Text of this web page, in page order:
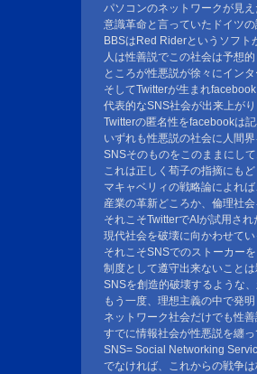
パソコンのネットワークが見え
意識革命と言っていたドイツ
BBSはRed Riderというソフト
人は性善説でこの社会は予想
ところが性悪説が徐々にイン
そしてTwitterが生まれfacebook
代表的なSNS社会が出来上がり
Twitterの匿名性をfacebookは記
いずれも性悪説の社会に人間界
SNSそのものをこのままにし
これは正しく荀子の指摘にもど
マキャベリィの戦略論によれ
産業の革新どころか、倫理社
それこそTwitterでAIが試用さ
現代社会を破壊に向かわせて
それこそSNSでのストーカーを
制度として遵守出来ないこと
SNSを創造的破壊するような
もう一度、理想主義の中で発
ネットワーク社会だけでも性
すでに情報社会が性悪説を纏っ
SNS= Social Networking
でなければ、これからの戦争